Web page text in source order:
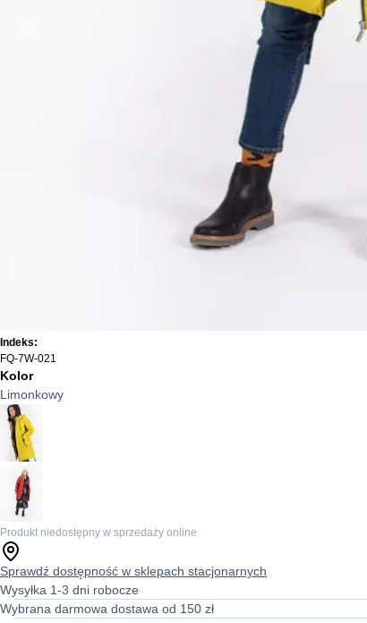
Indeks:
FQ-7W-021
Kolor
Limonkowy
Produkt niedostępny w sprzedaży online
Sprawdź dostępność w sklepach stacjonarnych
Wysyłka 1-3 dni robocze
Wybrana darmowa dostawa od 150 zł